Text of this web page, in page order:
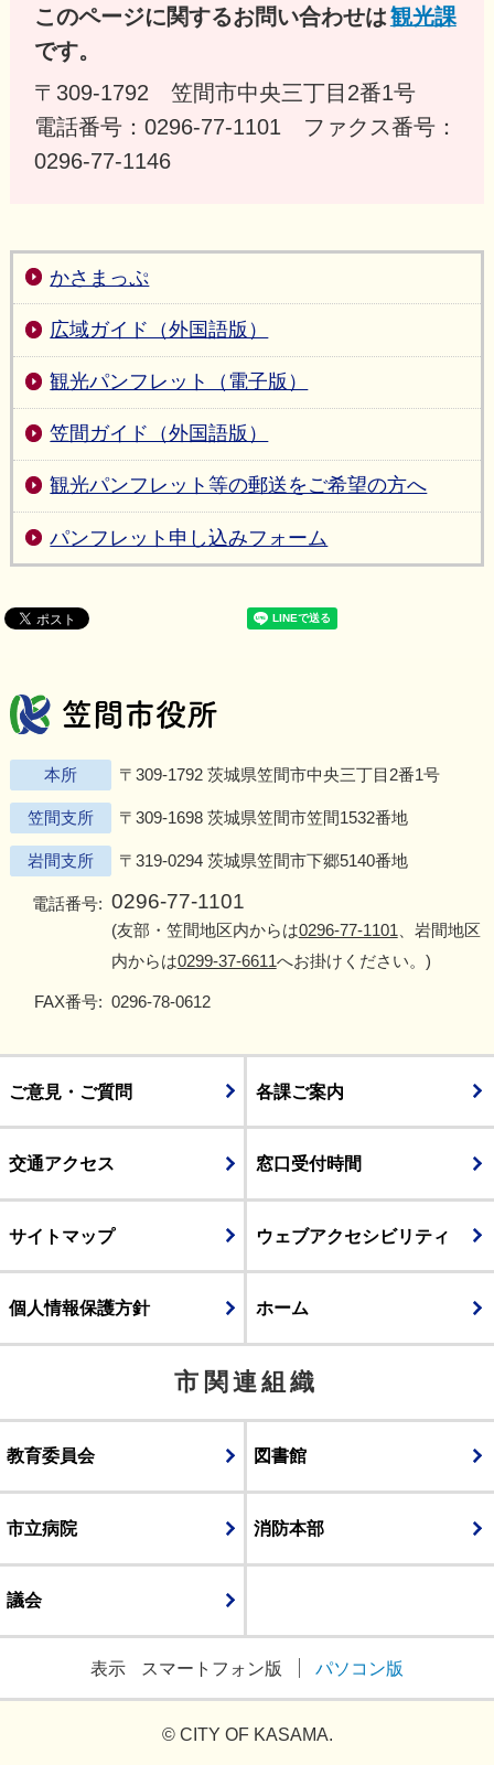
このページに関するお問い合わせは観光課
です。
〒309-1792 笠間市中央三丁目2番1号
電話番号：0296-77-1101 ファクス番号：
0296-77-1146
かさまっぷ
広域ガイド（外国語版）
観光パンフレット（電子版）
笠間ガイド（外国語版）
観光パンフレット等の郵送をご希望の方へ
パンフレット申し込みフォーム
本所 〒309-1792 茨城県笠間市中央三丁目2番1号
笠間支所 〒309-1698 茨城県笠間市笠間1532番地
岩間支所 〒319-0294 茨城県笠間市下郷5140番地
電話番号: 0296-77-1101
(友部・笠間地区内からは0296-77-1101 、岩間地区
内からは0299-37-6611へお掛けください。)
FAX番号: 0296-78-0612
ご意見・ご質問 各課ご案内
交通アクセス 窓口受付時間
サイトマップ ウェブアクセシビリティ
個人情報保護方針 ホーム
市関連組織
教育委員会 図書館
市立病院 消防本部
議会
表示 スマートフォン版 パソコン版
© CITY OF KASAMA.